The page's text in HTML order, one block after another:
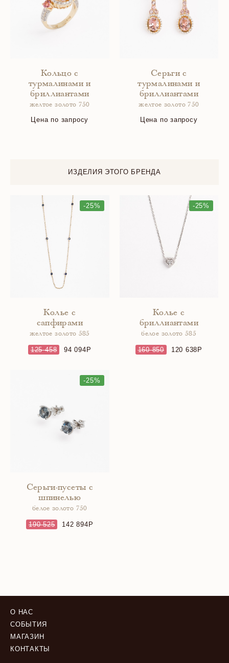
Кольцо с
турмалинами и
бриллиантами
желтое золото 750
Цена по запросу
Серьги с
турмалинами и
бриллиантами
желтое золото 750
Цена по запросу
ИЗДЕЛИЯ ЭТОГО БРЕНДА
-25%
Колье с
сапфирами
желтое золото 585
125 458 94 094
-25%
Колье с
бриллиантами
белое золото 585
160 850 120 638
-25%
Серьги-пусеты с
шпинелью
белое золото 750
190 525 142 894
О НАС
СОБЫТИЯ
МАГАЗИН
КОНТАКТЫ